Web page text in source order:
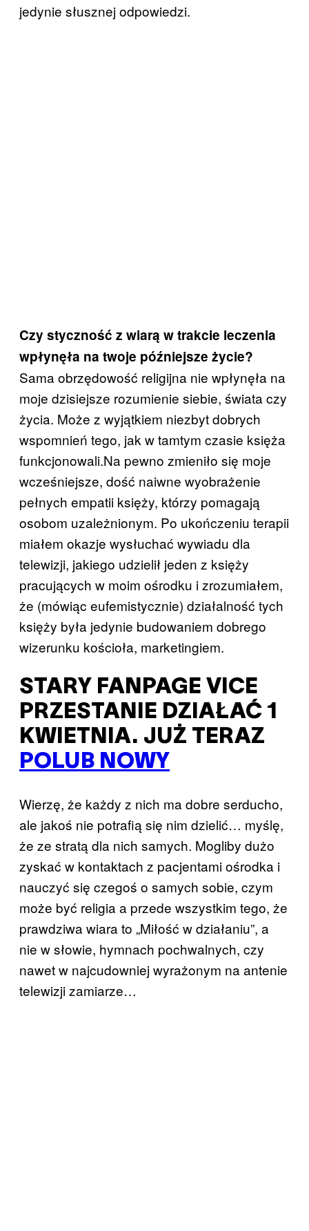
jedynie słusznej odpowiedzi.
Czy styczność z wiarą w trakcie leczenia
wpłynęła na twoje późniejsze życie?
Sama obrzędowość religijna nie wpłynęła na
moje dzisiejsze rozumienie siebie, świata czy
życia. Może z wyjątkiem niezbyt dobrych
wspomnień tego, jak w tamtym czasie księża
funkcjonowali.Na pewno zmieniło się moje
wcześniejsze, dość naiwne wyobrażenie
pełnych empatii księży, którzy pomagają
osobom uzależnionym. Po ukończeniu terapii
miałem okazje wysłuchać wywiadu dla
telewizji, jakiego udzielił jeden z księży
pracujących w moim ośrodku i zrozumiałem,
że (mówiąc eufemistycznie) działalność tych
księży była jedynie budowaniem dobrego
wizerunku kościoła, marketingiem.
STARY FANPAGE VICE
PRZESTANIE DZIAŁAĆ 1
KWIETNIA. JUŻ TERAZ
POLUB NOWY
Wierzę, że każdy z nich ma dobre serducho,
ale jakoś nie potrafią się nim dzielić… myślę,
że ze stratą dla nich samych. Mogliby dużo
zyskać w kontaktach z pacjentami ośrodka i
nauczyć się czegoś o samych sobie, czym
może być religia a przede wszystkim tego, że
prawdziwa wiara to „Miłość w działaniu”, a
nie w słowie, hymnach pochwalnych, czy
nawet w najcudowniej wyrażonym na antenie
telewizji zamiarze…